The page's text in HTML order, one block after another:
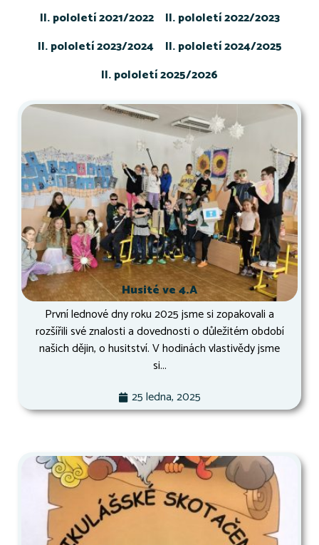
II. pololetí 2021/2022
II. pololetí 2022/2023
II. pololetí 2023/2024
II. pololetí 2024/2025
II. pololetí 2025/2026
Husité ve 4.A
První lednové dny roku 2025 jsme si zopakovali a
rozšířili své znalosti a dovednosti o důležitém období
našich dějin, o husitství. V hodinách vlastivědy jsme
si...
25 ledna, 2025